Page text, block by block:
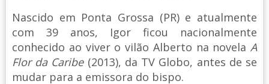
Nascido em Ponta Grossa (PR) e atualmente
com 39 anos, Igor ficou nacionalmente
conhecido ao viver o vilão Alberto na novela A
Flor da Caribe(2013), da TV Globo, antes de se
mudar para a emissora do bispo.